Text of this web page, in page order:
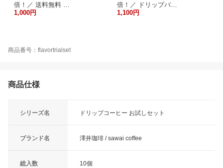
倍！／ 送料無料 …
1,000円
倍！／ ドリップバ…
1,100円
商品番号：flavortrialset
商品仕様
シリーズ名 ドリップコーヒー お試しセット
ブランド名 澤井珈琲 / sawai coffee
総入数 10個